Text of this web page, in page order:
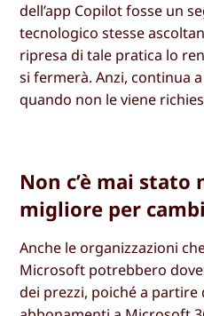
dell’app Copilot fosse un
tecnologico stesse
ripresa di tale pratica lo
si fermerà. Anzi, continua
quando non le viene
Non c’è mai stato
migliore per
Anche le organizzazioni
Microsoft potrebbero
dei prezzi, poiché a partire